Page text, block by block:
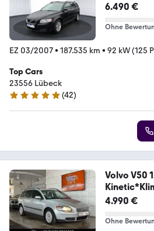
6.490 €
Ohne
EZ 03/2007• 187.535 km • 92 kW (125
Top Cars
23556 Lübeck
5 Sterne
(42)
Volvo V50
VNeu*
4.990 €
Ohne